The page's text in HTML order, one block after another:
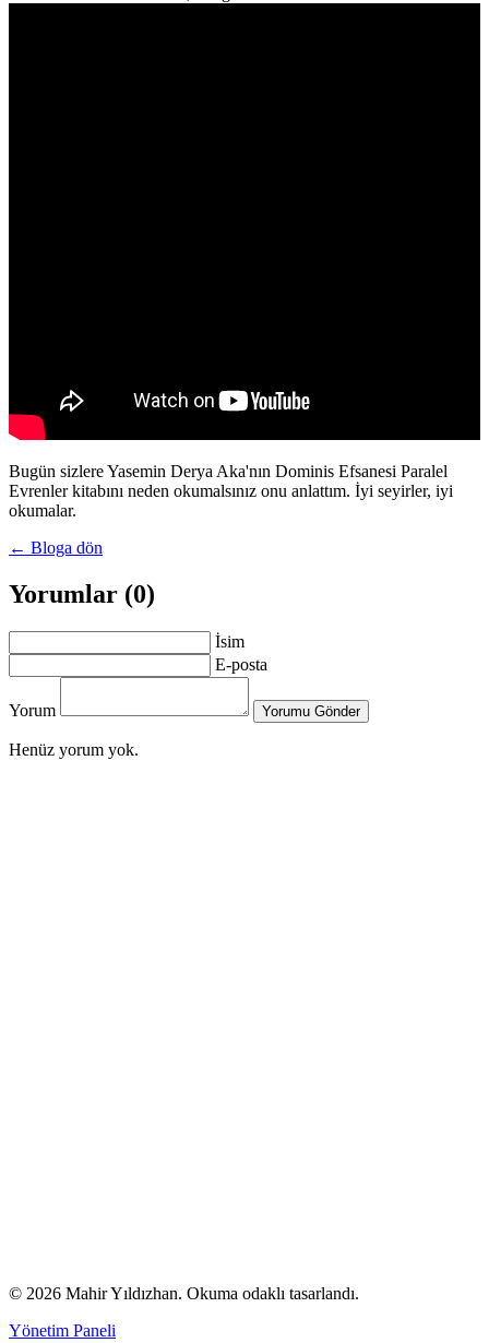
Bugün sizlere Yasemin Derya Aka'nın Dominis Efsanesi Paralel
Evrenler kitabını neden okumalsınız onu anlattım. İyi seyirler, iyi
okumalar.
← Bloga dön
Yorumlar (0)
İsim
E-posta
Yorum Yorumu Gönder
Henüz yorum yok.
© 2026 Mahir Yıldızhan. Okuma odaklı tasarlandı.
Yönetim Paneli